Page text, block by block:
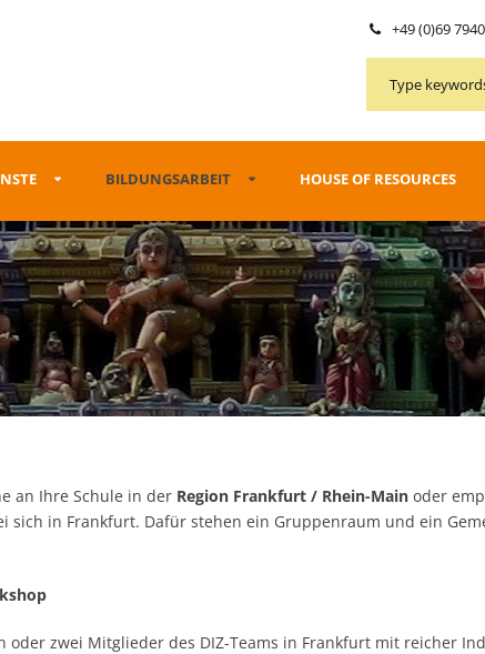
+49 (0)69
BILDUNGSARBEIT HOUSE OF RESOURCES
an Ihre Schule in der Region Frankfurt / Rhein-Main oder
sich in Frankfurt. Dafür stehen ein Gruppenraum und ein
oder zwei Mitglieder des DIZ-Teams in Frankfurt mit reicher